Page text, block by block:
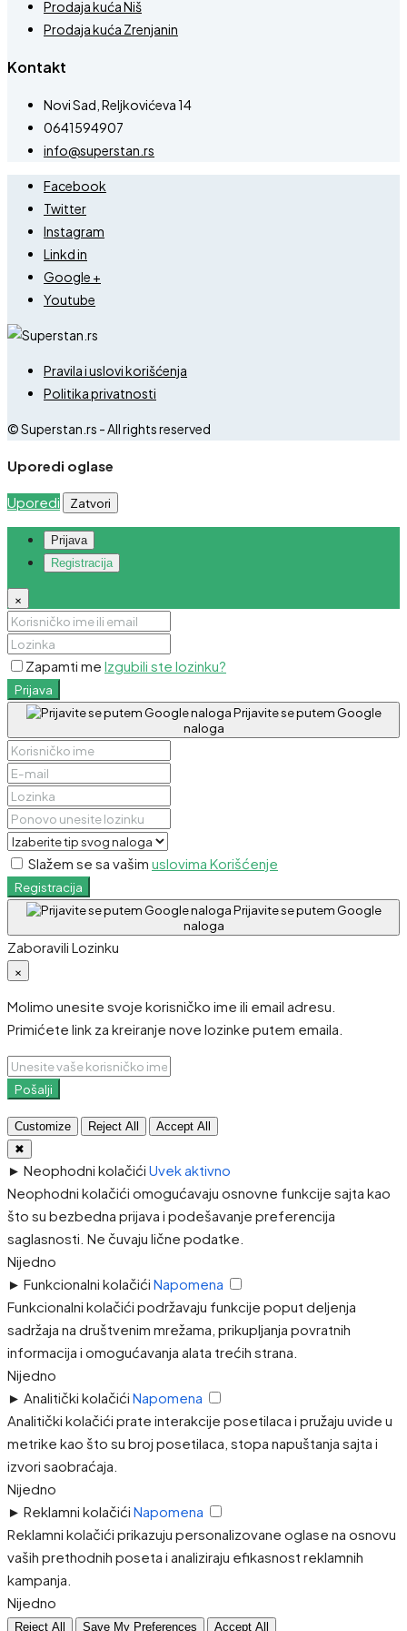
Prodaja kuća Niš
Prodaja kuća Zrenjanin
Kontakt
Novi Sad, Reljkovićeva 14
0641594907
info@superstan.rs
Facebook
Twitter
Instagram
Linkd in
Google +
Youtube
Pravila i uslovi korišćenja
Politika privatnosti
© Superstan.rs - All rights reserved
Uporedi oglase
Uporedi Zatvori
Prijava
Registracija
×
Zapamti me Izgubili ste lozinku?
Prijava
Prijavite se putem Google
naloga
Slažem se sa vašim uslovima Korišćenje
Registracija
Prijavite se putem Google
naloga
Zaboravili Lozinku
×
Molimo unesite svoje korisničko ime ili email adresu.
Primićete link za kreiranje nove lozinke putem emaila.
Pošalji
Customize Reject All
Accept All
✖
► Neophodni kolačići Uvek aktivno
Neophodni kolačići omogućavaju osnovne funkcije sajta kao
što su bezbedna prijava i podešavanje preferencija
saglasnosti. Ne čuvaju lične podatke.
Nijedno
► Funkcionalni kolačići Napomena
Funkcionalni kolačići podržavaju funkcije poput deljenja
sadržaja na društvenim mrežama, prikupljanja povratnih
informacija i omogućavanja alata trećih strana.
Nijedno
► Analitički kolačići Napomena
Analitički kolačići prate interakcije posetilaca i pružaju uvide u
metrike kao što su broj posetilaca, stopa napuštanja sajta i
izvori saobraćaja.
Nijedno
► Reklamni kolačići Napomena
Reklamni kolačići prikazuju personalizovane oglase na osnovu
vaših prethodnih poseta i analiziraju efikasnost reklamnih
kampanja.
Nijedno
Reject All Save My Preferences Accept All